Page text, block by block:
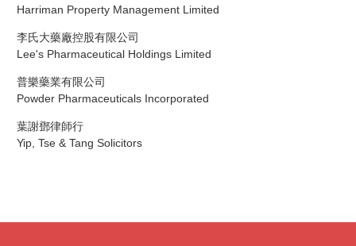
Harriman Property Management Limited
李氏大藥廠控股有限公司
Lee's Pharmaceutical Holdings Limited
普樂藥業有限公司
Powder Pharmaceuticals Incorporated
葉謝鄧律師行
Yip, Tse & Tang Solicitors